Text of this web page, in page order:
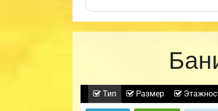
Тип Размер